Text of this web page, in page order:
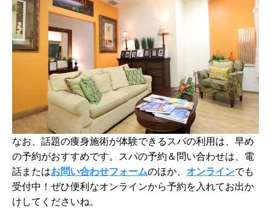
なお、話題の痩身施術が体験できるスパの利用は、早め
の予約がおすすめです。スパの予約＆問い合わせは、電
話またはお問い合わせフォームのほか、 オンラインでも
受付中！ぜひ便利なオンラインから予約を入れてお出か
けしてくださいね。